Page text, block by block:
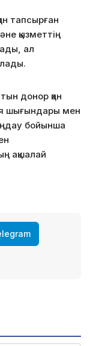
тапсырған
қызметтің
ал
донор қан
шығындары мен
бойынша
ақшалай